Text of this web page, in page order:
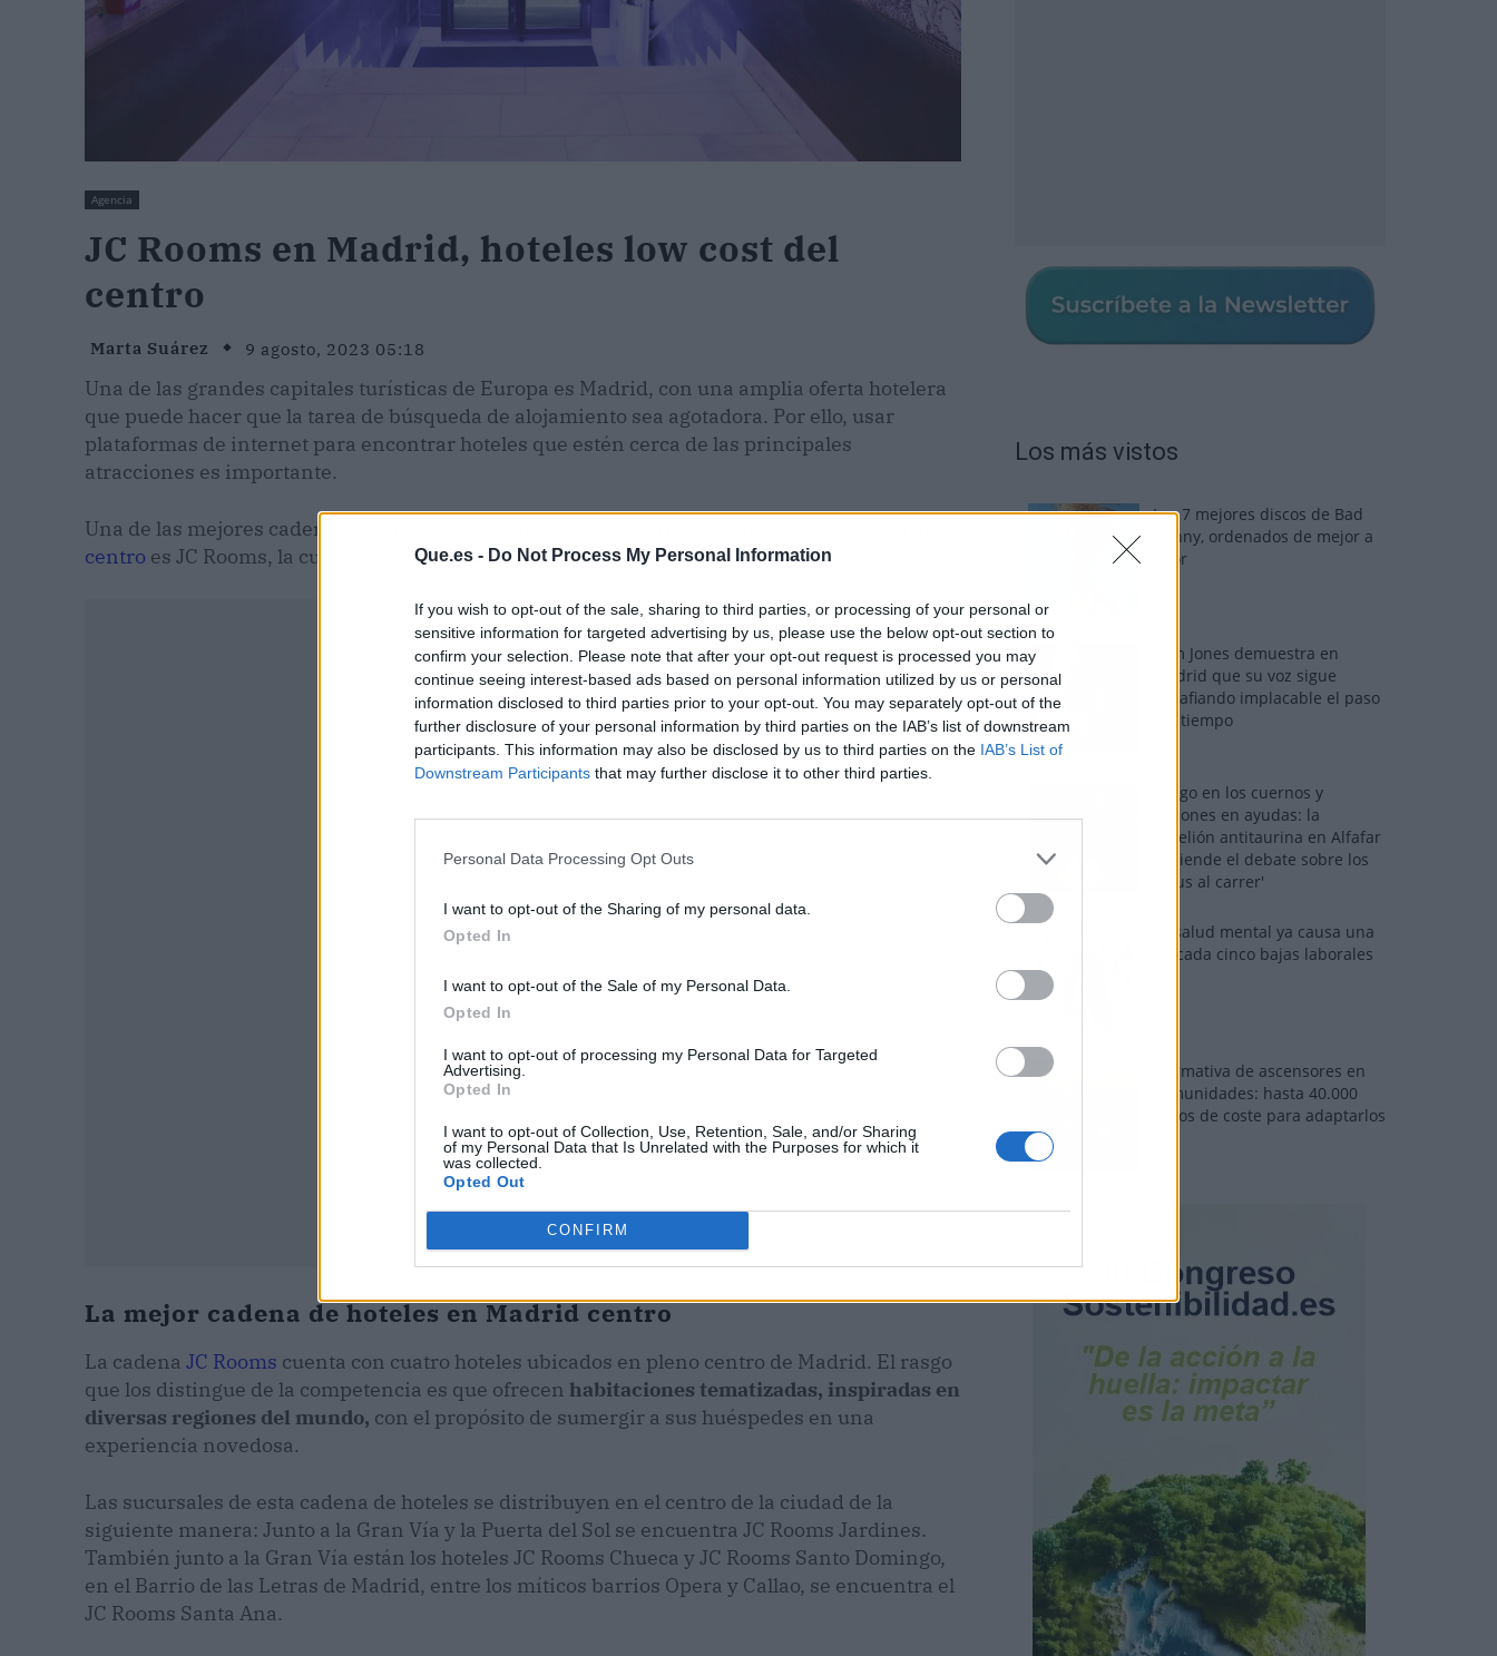
Que.es - Do Not Process My Personal Information
If you wish to opt-out of the sale, sharing to third parties, or processing of your personal or
sensitive information for targeted advertising by us, please use the below opt-out section to
confirm your selection. Please note that after your opt-out request is processed you may
continue seeing interest-based ads based on personal information utilized by us or personal
information disclosed to third parties prior to your opt-out. You may separately opt-out of the
further disclosure of your personal information by third parties on the IAB’s list of downstream
participants. This information may also be disclosed by us to third parties on the IAB’s List of
Downstream Participants that may further disclose it to other third parties.
Personal Data Processing Opt Outs
I want to opt-out of the Sharing of my personal data.
Opted In
I want to opt-out of the Sale of my Personal Data.
Opted In
I want to opt-out of processing my Personal Data for Targeted
Advertising.
Opted In
I want to opt-out of Collection, Use, Retention, Sale, and/or Sharing
of my Personal Data that Is Unrelated with the Purposes for which it
was collected.
Opted Out
CONFIRM
Agencia
JC Rooms en Madrid, hoteles low cost del
centro
Marta Suárez 9 agosto, 2023 05:18
Una de las grandes capitales turísticas de Europa es Madrid, con una amplia oferta hotelera
que puede hacer que la tarea de búsqueda de alojamiento sea agotadora. Por ello, usar
plataformas de internet para encontrar hoteles que estén cerca de las principales
atracciones es importante.
Una de las mejores cadenas hoteleras que cuenta con estos criterios en
centro es JC Rooms, la cual cuenta con cuatro sucursales en pleno corazón de la ciudad.
Publicidad
La mejor cadena de hoteles en Madrid centro
La cadena JC Rooms cuenta con cuatro hoteles ubicados en pleno centro de Madrid. El rasgo
que los distingue de la competencia es que ofrecen habitaciones tematizadas, inspiradas en
diversas regiones del mundo, con el propósito de sumergir a sus huéspedes en una
experiencia novedosa.
Las sucursales de esta cadena de hoteles se distribuyen en el centro de la ciudad de la
siguiente manera: Junto a la Gran Vía y la Puerta del Sol se encuentra JC Rooms Jardines.
También junto a la Gran Vía están los hoteles JC Rooms Chueca y JC Rooms Santo Domingo,
en el Barrio de las Letras de Madrid, entre los míticos barrios Opera y Callao, se encuentra el
JC Rooms Santa Ana.
Los más vistos
Los 7 mejores discos de Bad
Bunny, ordenados de mejor a
peor
Tom Jones demuestra en
Madrid que su voz sigue
desafiando implacable el paso
del tiempo
Fuego en los cuernos y
millones en ayudas: la
rebelión antitaurina en Alfafar
enciende el debate sobre los
'bous al carrer'
La salud mental ya causa una
de cada cinco bajas laborales
Normativa de ascensores en
comunidades: hasta 40.000
euros de coste para adaptarlos